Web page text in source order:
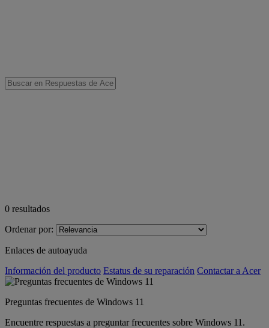
0 resultados
Ordenar por:
Enlaces de autoayuda
Información del producto Estatus de su reparación Contactar a Acer
Preguntas frecuentes de Windows 11
Encuentre respuestas a preguntar frecuentes sobre Windows 11.